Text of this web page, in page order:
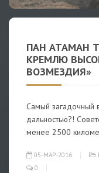
ПАН АТАМАН
КРЕМЛЮ
ВОЗМЕЗДИЯ»
Самый загадочный
дальностью?!
менее 2500
05-МАР-2016
0